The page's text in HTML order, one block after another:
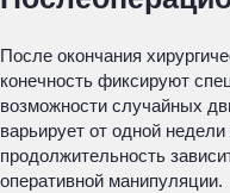
После окончания
конечность фиксируют
возможности случайных
варьирует от одной
продолжительность
оперативной манипуляции.